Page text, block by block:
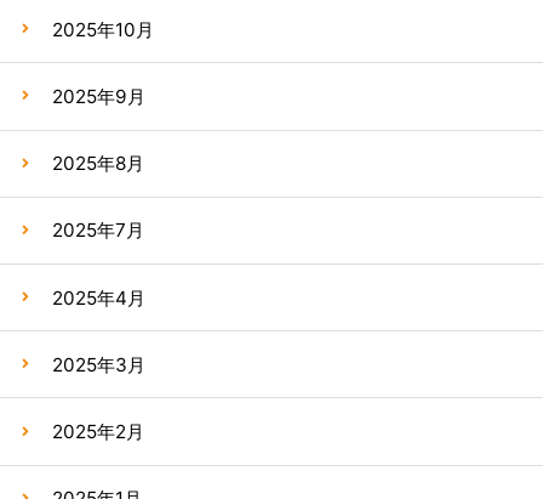
2025年10月
2025年9月
2025年8月
2025年7月
2025年4月
2025年3月
2025年2月